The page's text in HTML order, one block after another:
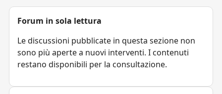
Forum in sola lettura
Le discussioni pubblicate in questa sezione non
sono più aperte a nuovi interventi. I contenuti
restano disponibili per la consultazione.